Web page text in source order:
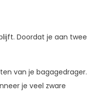
Doordat je aan twee
van je bagagedrager.
je veel zware